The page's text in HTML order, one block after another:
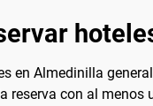
en Almedinilla
reserva con al